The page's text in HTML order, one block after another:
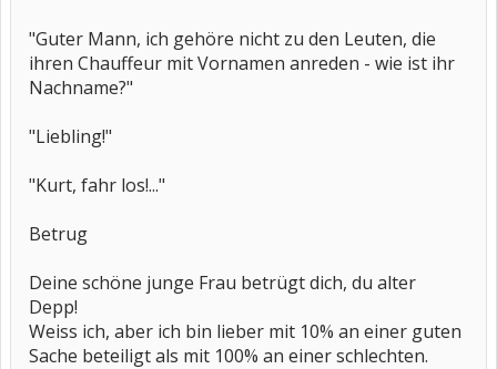
"Guter Mann, ich gehöre nicht zu den Leuten, die
ihren Chauffeur mit Vornamen anreden - wie ist ihr
Nachname?"
"Liebling!"
"Kurt, fahr los!..."
Betrug
Deine schöne junge Frau betrügt dich, du alter
Depp!
Weiss ich, aber ich bin lieber mit 10% an einer guten
Sache beteiligt als mit 100% an einer schlechten.